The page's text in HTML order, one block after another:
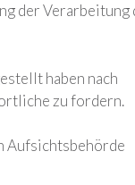
der Verarbeitung
haben nach
zu fordern.
Aufsichtsbehörde